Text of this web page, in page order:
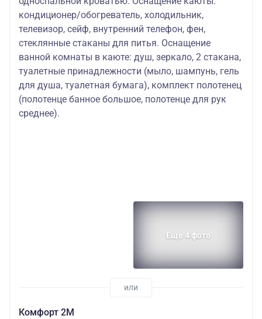
кондиционер/обогреватель, холодильник,
телевизор, сейф, внутренний телефон, фен,
стеклянные стаканы для питья. Оснащение
ванной комнаты в каюте: душ, зеркало, 2 стакана,
туалетные принадлежности (мыло, шампунь, гель
для душа, туалетная бумага), комплект полотенец
(полотенце банное большое, полотенце для рук
среднее).
Еще 4 фото
Комфорт 2M